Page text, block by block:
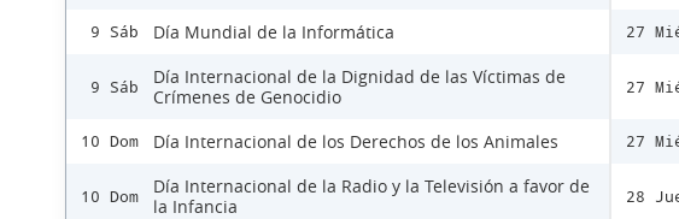
9 Sáb Día Mundial de la Informática
9 Sáb
Día Internacional de la Dignidad de las Víctimas de
Crímenes de Genocidio
10 Dom Día Internacional de los Derechos de los Animales
10 Dom
Día Internacional de la Radio y la Televisión a favor de
la Infancia
27
27
27
28